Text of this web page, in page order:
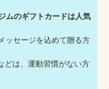
ムのギフトカードは人気
ッセージを込めて贈る方
は、運動習慣がない方